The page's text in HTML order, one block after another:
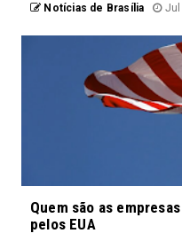
Notícias de Brasília Jul
Quem são as
pelos EUA